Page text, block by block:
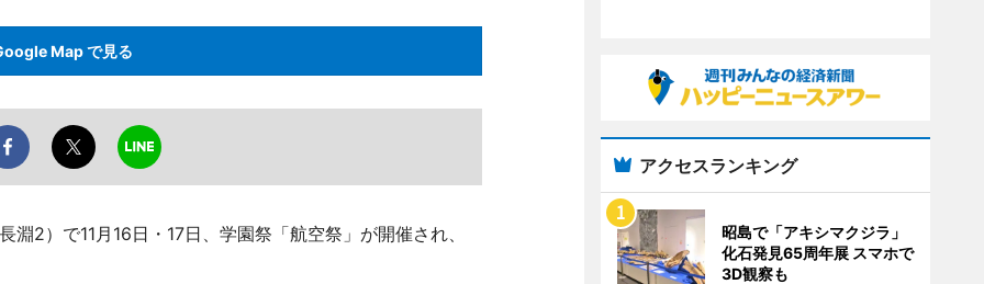
Map で見る
2）で11月16日・17日、学園祭「航空祭」が開催され、
アクセスランキング
昭島で「アキシマクジラ」
化石発見65周年展 スマホで
3D観察も